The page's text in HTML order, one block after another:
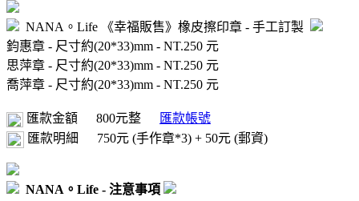
NANA。Life 《幸福販售》橡皮擦印章 - 手工訂製
鈞惠章 - 尺寸約(20*33)mm - NT.250 元
思萍章 - 尺寸約(20*33)mm - NT.250 元
喬萍章 - 尺寸約(20*33)mm - NT.250 元
匯款金額 800元整
匯款帳號
匯款明細
750元 (手作章*3) + 50元 (郵資)
NANA。Life - 注意事項